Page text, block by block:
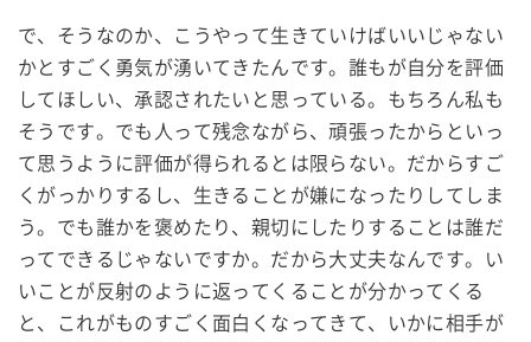
で、そうなのか、こうやって生きていけばいいじゃない
かとすごく勇気が湧いてきたんです。誰もが自分を評価
してほしい、承認されたいと思っている。もちろん私も
そうです。でも人って残念ながら、頑張ったからといっ
て思うように評価が得られるとは限らない。だからすご
くがっかりするし、生きることが嫌になったりしてしま
う。でも誰かを褒めたり、親切にしたりすることは誰だ
ってできるじゃないですか。だから大丈夫なんです。い
いことが反射のように返ってくることが分かってくる
と、これがものすごく面白くなってきて、いかに相手が